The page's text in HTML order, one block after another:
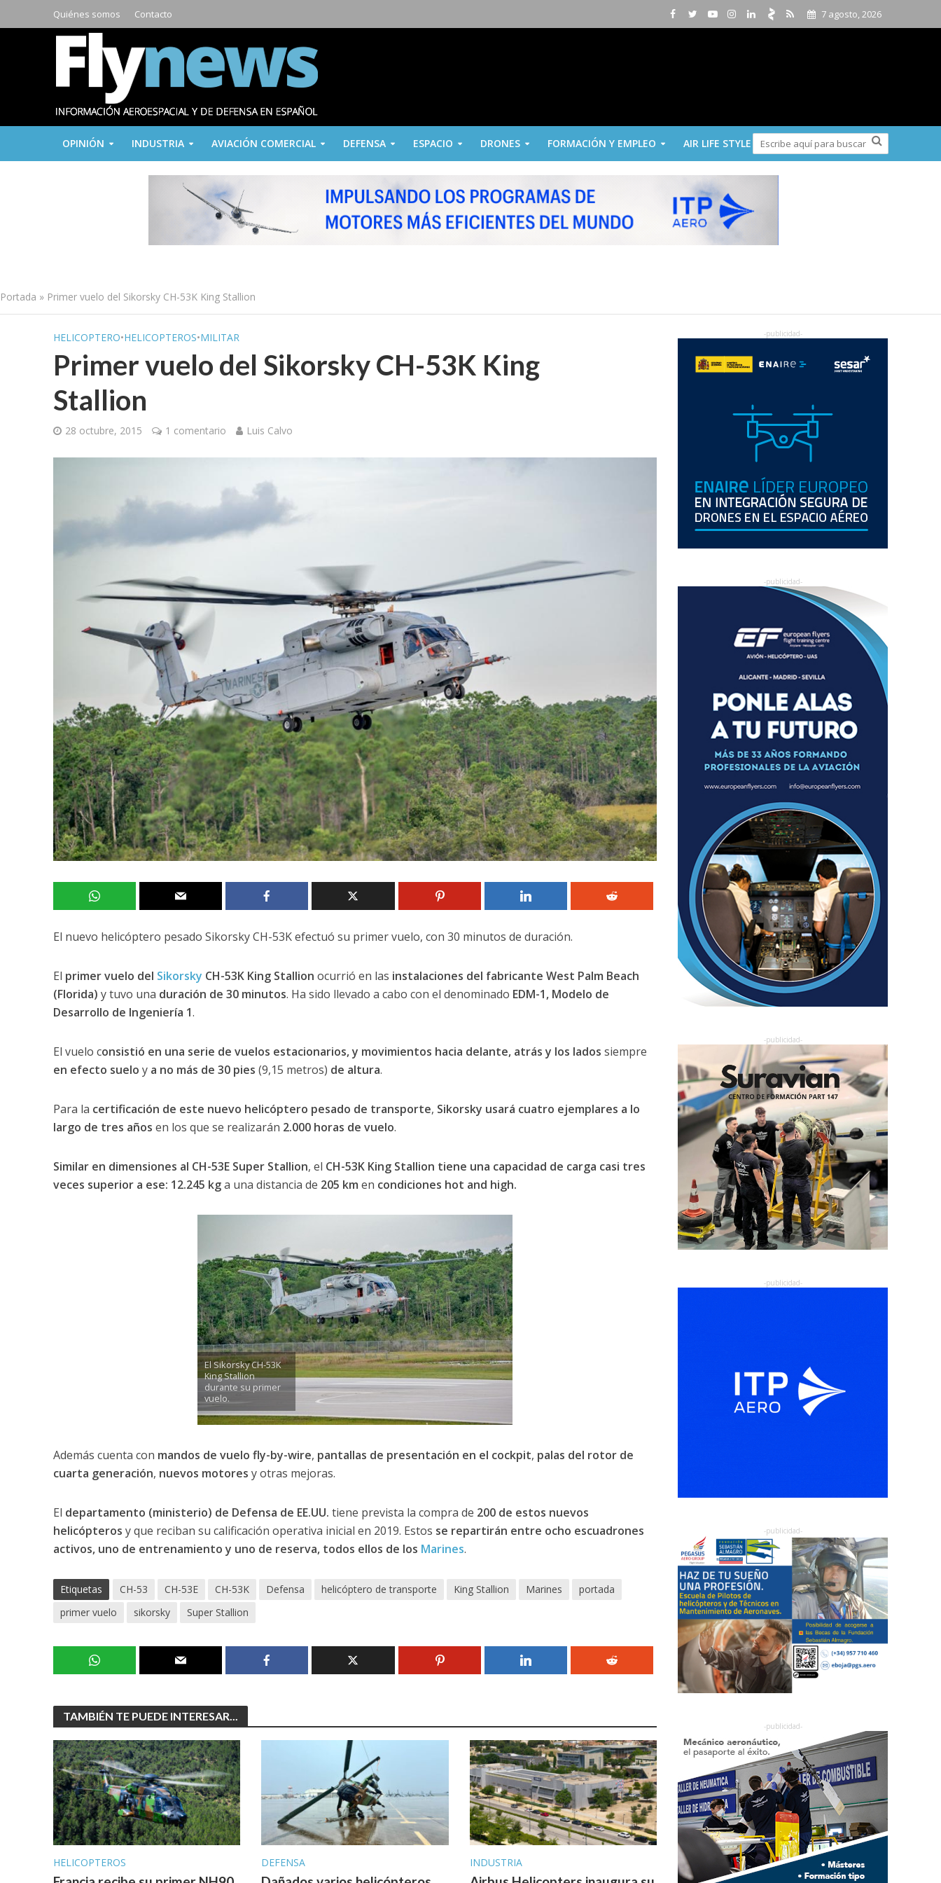
Quiénes somos Contacto 7 agosto, 2026
OPINIÓN INDUSTRIA AVIACIÓN COMERCIAL DEFENSA ESPACIO DRONES FORMACIÓN Y EMPLEO AIR LIFE STYLE
Portada » Primer vuelo del Sikorsky CH-53K King Stallion
HELICOPTERO•HELICOPTEROS•MILITAR
Primer vuelo del Sikorsky CH-53K King
Stallion
28 octubre, 2015 1 comentario Luis Calvo
El nuevo helicóptero pesado Sikorsky CH-53K efectuó su primer vuelo, con 30 minutos de duración.
El primer vuelo del Sikorsky CH-53K King Stallion ocurrió en las instalaciones del fabricante West Palm Beach
(Florida) y tuvo una duración de 30 minutos. Ha sido llevado a cabo con el denominado EDM-1, Modelo de
Desarrollo de Ingeniería 1.
El vuelo consistió en una serie de vuelos estacionarios, y movimientos hacia delante, atrás y los lados siempre
en efecto suelo y a no más de 30 pies (9,15 metros) de altura.
Para la certificación de este nuevo helicóptero pesado de transporte, Sikorsky usará cuatro ejemplares a lo
largo de tres años en los que se realizarán 2.000 horas de vuelo.
Similar en dimensiones al CH-53E Super Stallion, el CH-53K King Stallion tiene una capacidad de carga casi tres
veces superior a ese: 12.245 kga una distancia de 205 km en condiciones hot and high.
El Sikorsky CH-53K
King Stallion
durante su primer
vuelo.
Además cuenta con mandos de vuelo fly-by-wire, pantallas de presentación en el cockpit, palas del rotor de
cuarta generación, nuevos motores y otras mejoras.
El departamento (ministerio) de Defensa de EE.UU. tiene prevista la compra de 200 de estos nuevos
helicópteros y que reciban su calificación operativa inicial en 2019. Estos se repartirán entre ocho escuadrones
activos, uno de entrenamiento y uno de reserva, todos ellos de los Marines.
Etiquetas CH-53 CH-53E CH-53K Defensa helicóptero de transporte King Stallion Marines
portada
primer vuelo
sikorsky Super Stallion
TAMBIÉN TE PUEDE INTERESAR...
HELICOPTEROS DEFENSA INDUSTRIA